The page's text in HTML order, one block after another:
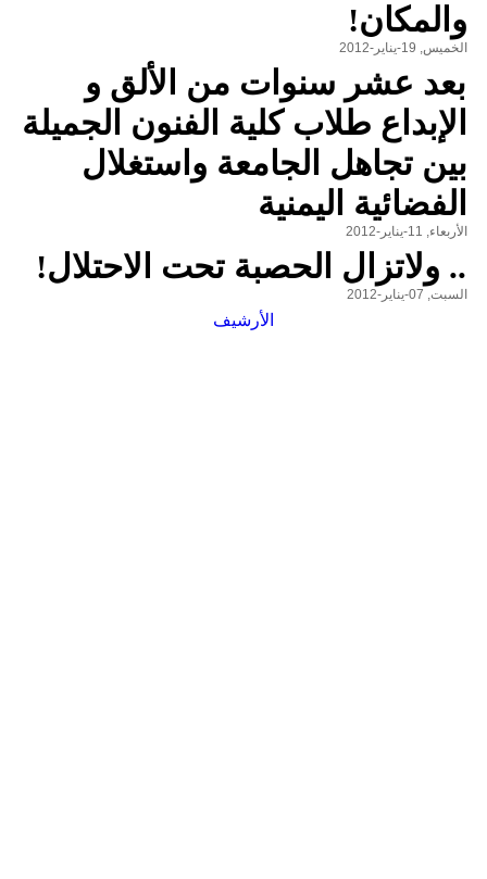
والمكان!
الخميس, 19-يناير-2012
بعد عشر سنوات من الألق و
الإبداع طلاب كلية الفنون الجميلة
بين تجاهل الجامعة واستغلال
الفضائية اليمنية
الأربعاء, 11-يناير-2012
.. ولاتزال الحصبة تحت الاحتلال!
السبت, 07-يناير-2012
الأرشيف